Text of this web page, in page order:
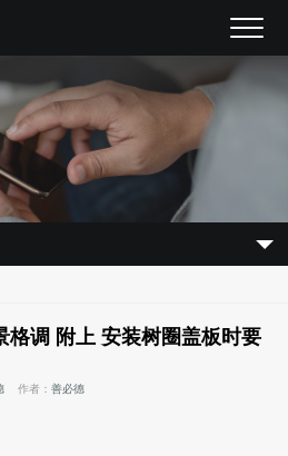
格调 附上 安装树圈盖板时要
作者： 善必德